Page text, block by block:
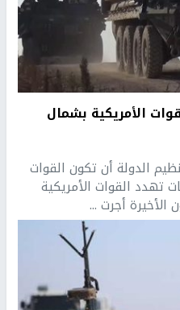
الأمريكية بشمال
الدولة أن تكون القوات
تهدد القوات الأمريكية
الأخيرة أجرت ...